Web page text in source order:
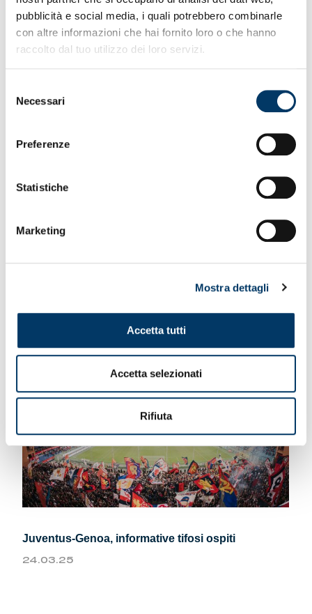
pubblicità e social media, i quali potrebbero combinarle
con altre informazioni che hai fornito loro o che hanno
raccolto dal tuo utilizzo dei loro servizi.
delNecessari
Preferenze
Statistiche
Marketing
Mostra dettagli
Accetta tutti
Accetta selezionati
Rifiuta
26.03.25
Nazionali di rientro, U18 vince di rigore
Juventus-Genoa, informative tifosi ospiti
24.03.25